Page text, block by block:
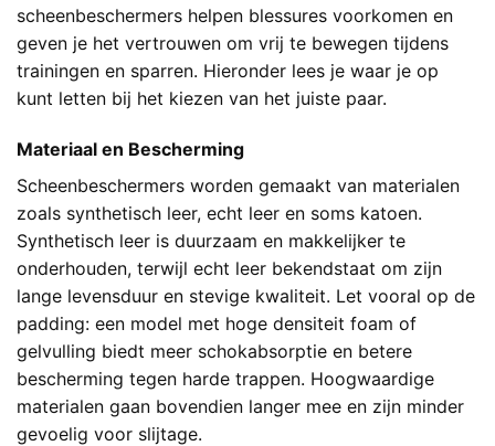
scheenbeschermers helpen blessures voorkomen en
geven je het vertrouwen om vrij te bewegen tijdens
trainingen en sparren. Hieronder lees je waar je op
kunt letten bij het kiezen van het juiste paar.
Materiaal en Bescherming
Scheenbeschermers worden gemaakt van materialen
zoals synthetisch leer, echt leer en soms katoen.
Synthetisch leer is duurzaam en makkelijker te
onderhouden, terwijl echt leer bekendstaat om zijn
lange levensduur en stevige kwaliteit. Let vooral op de
padding: een model met hoge densiteit foam of
gelvulling biedt meer schokabsorptie en betere
bescherming tegen harde trappen. Hoogwaardige
materialen gaan bovendien langer mee en zijn minder
gevoelig voor slijtage.